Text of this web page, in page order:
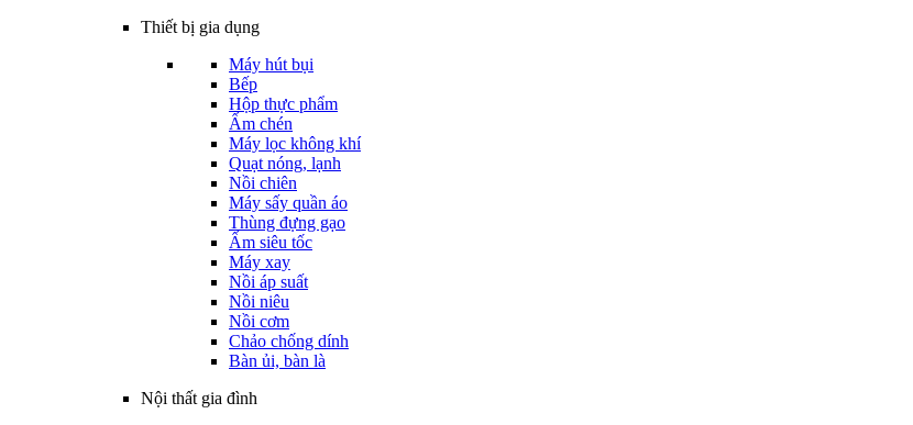
Thiết bị gia dụng
Máy hút bụi
Bếp
Hộp thực phẩm
Ấm chén
Máy lọc không khí
Quạt nóng, lạnh
Nồi chiên
Máy sấy quần áo
Thùng đựng gạo
Ấm siêu tốc
Máy xay
Nồi áp suất
Nồi niêu
Nồi cơm
Chảo chống dính
Bàn ủi, bàn là
Nội thất gia đình